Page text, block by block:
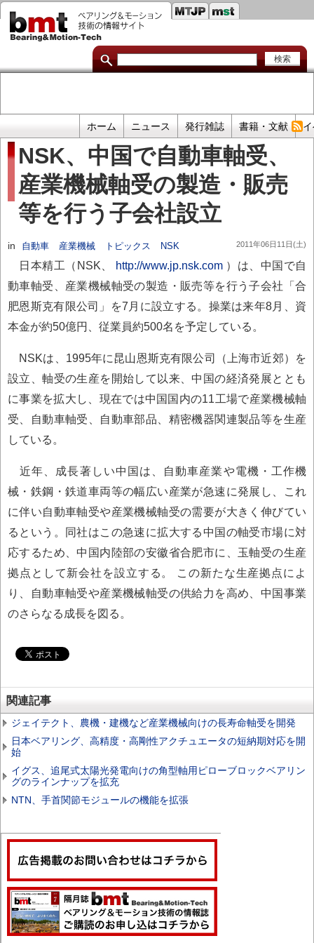
メ
イ
テ
カ
ン
ダ
リ
ン
ク
ラ
イ
リ
ホーム ニュース 発行雑誌 書籍・文献
NSK、中国で自動車軸受、
産業機械軸受の製造・販売
等を行う子会社設立
2011年06日11日(土)
in 自動車 産業機械 トピックス NSK
日本精工（NSK、 http://www.jp.nsk.com）は、中国で自
動車軸受、産業機械軸受の製造・販売等を行う子会社「合
肥恩斯克有限公司」を7月に設立する。操業は来年8月、資
本金が約50億円、従業員約500名を予定している。
NSKは、1995年に昆山恩斯克有限公司（上海市近郊）を
設立、軸受の生産を開始して以来、中国の経済発展ととも
に事業を拡大し、現在では中国国内の11工場で産業機械軸
受、自動車軸受、自動車部品、精密機器関連製品等を生産
している。
近年、成長著しい中国は、自動車産業や電機・工作機
械・鉄鋼・鉄道車両等の幅広い産業が急速に発展し、これ
に伴い自動車軸受や産業機械軸受の需要が大きく伸びてい
るという。同社はこの急速に拡大する中国の軸受市場に対
応するため、中国内陸部の安徽省合肥市に、玉軸受の生産
拠点として新会社を設立する。 この新たな生産拠点によ
り、自動車軸受や産業機械軸受の供給力を高め、中国事業
のさらなる成長を図る。
関連記事
ジェイテクト、農機・建機など産業機械向けの長寿命軸受を開発
日本ベアリング、高精度・高剛性アクチュエータの短納期対応を開
始
イグス、追尾式太陽光発電向けの角型軸用ピローブロックベアリン
グのラインナップを拡充
NTN、手首関節モジュールの機能を拡張